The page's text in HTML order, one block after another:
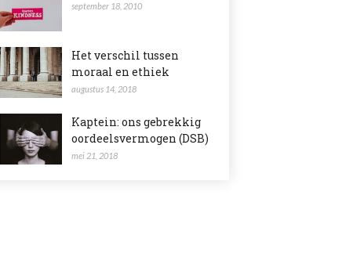
september 18, 2010
Het verschil tussen
moraal en ethiek
augustus 14, 2018
Kaptein: ons gebrekkig
oordeelsvermogen (DSB)
mei 21, 2018